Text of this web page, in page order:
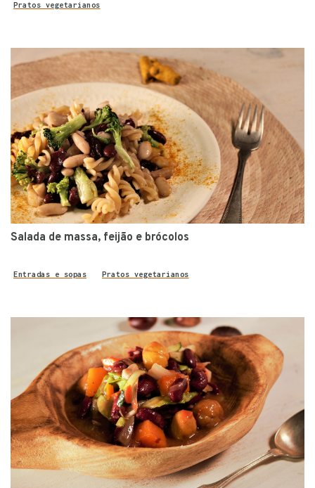
Pratos vegetarianos
Salada de massa, feijão e brócolos
Entradas e sopas Pratos vegetarianos